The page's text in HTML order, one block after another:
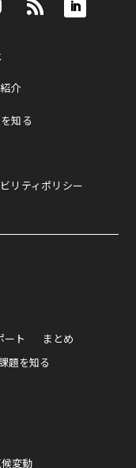
介
知る
リティポリシー
ート
まとめ
題を知る
変動